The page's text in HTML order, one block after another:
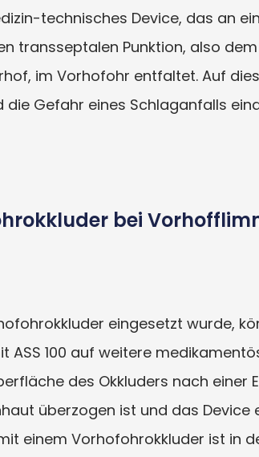
technisches Device, das an
transseptalen Punktion, also
im Vorhofohr entfaltet. Auf
Gefahr eines Schlaganfalls
bei
eingesetzt wurde,
ASS 100 auf weitere
des Okkluders nach einer
überzogen ist und das Device
einem Vorhofohrokkluder ist in